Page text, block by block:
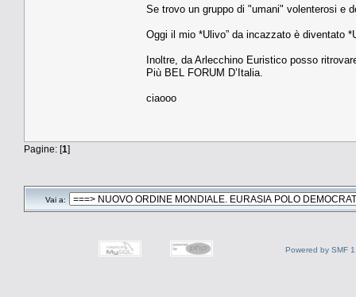
Se trovo un gruppo di "umani" volenterosi e
Oggi il mio *Ulivo” da incazzato è diventato
Inoltre, da Arlecchino Euristico posso
Più BEL FORUM D’Italia.
ciaooo
Pagine: [1]
Vai a:
Powered by SMF